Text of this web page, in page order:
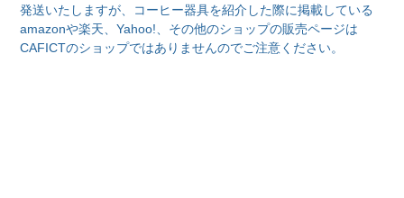
発送いたしますが、コーヒー器具を紹介した際に掲載している
amazonや楽天、Yahoo!、その他のショップの販売ページは
CAFICTのショップではありませんのでご注意ください。